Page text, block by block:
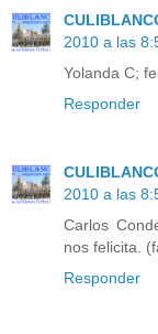
2010 a las
Yolanda C;
Responder
2010 a las
Carlos
nos felicita.
Responder